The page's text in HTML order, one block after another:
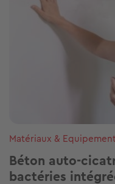
Matériaux &
Béton auto-
bactéries